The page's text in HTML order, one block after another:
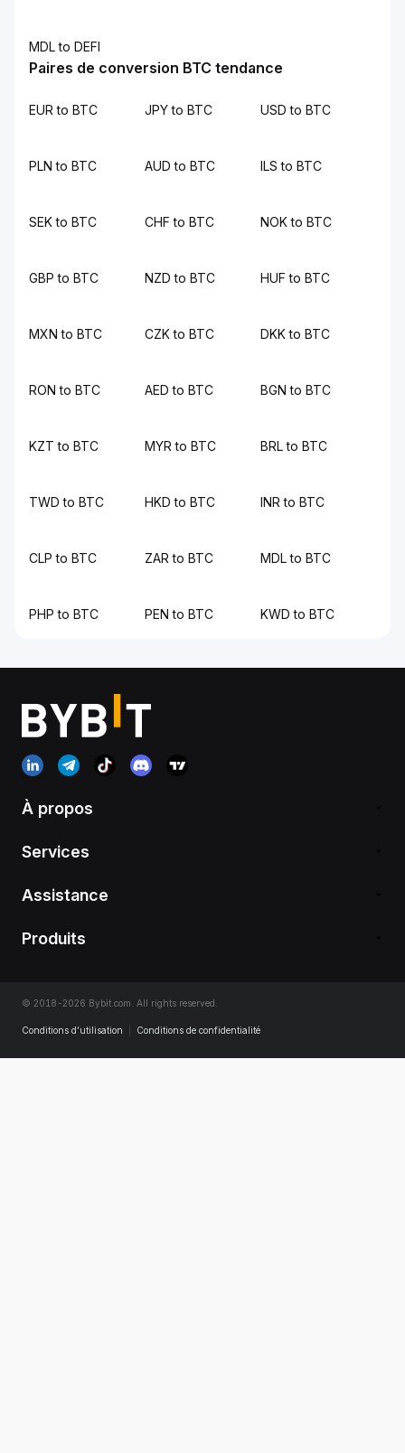
MDL to DEFI
Paires de conversion BTC tendance
EUR to BTC JPY to BTC USD to BTC
PLN to BTC AUD to BTC ILS to BTC
SEK to BTC CHF to BTC NOK to BTC
GBP to BTC NZD to BTC HUF to BTC
MXN to BTC CZK to BTC DKK to BTC
RON to BTC AED to BTC BGN to BTC
KZT to BTC MYR to BTC BRL to BTC
TWD to BTC HKD to BTC INR to BTC
CLP to BTC ZAR to BTC MDL to BTC
PHP to BTC PEN to BTC KWD to BTC
À propos
Services
Assistance
Produits
© 2018-2026 Bybit.com. All rights reserved.
Conditions d’utilisation Conditions de confidentialité